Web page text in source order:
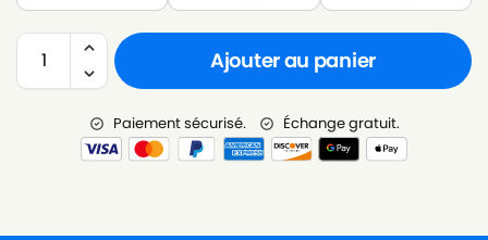
Ajouter au panier
Paiement sécurisé. Échange gratuit.